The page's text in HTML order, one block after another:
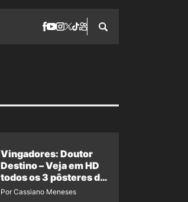
Vingadores: Doutor
Destino – Veja em HD
todos os 3 pôsteres de
‘Doomsday’ + 1 imagem
Por Cassiano Meneses